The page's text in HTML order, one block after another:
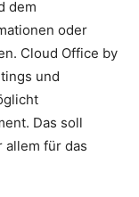
dem
oder
Cloud Office by
und
Das soll
allem für das